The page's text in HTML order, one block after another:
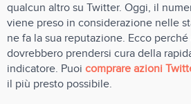
qualcun altro su Twitter. Oggi, il
viene preso in considerazione nelle
ne fa la sua reputazione. Ecco
dovrebbero prendersi cura della
indicatore. Puoi comprare azioni
il più presto possibile.